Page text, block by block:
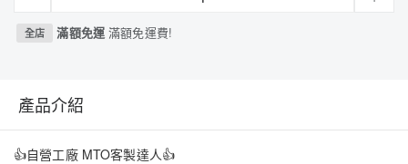
全店 滿額免運滿額免運費!
產品介紹
👍自營工廠 MTO客製達人👍